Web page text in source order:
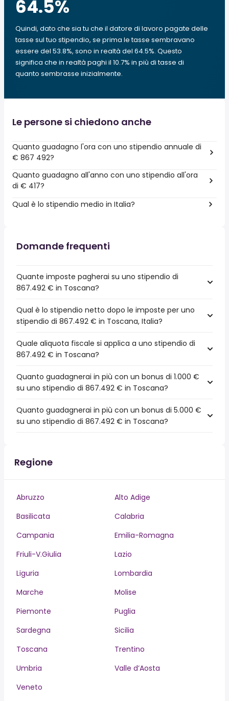
64.5%
Quindi, dato che sia tu che il datore di lavoro pagate delle
tasse sul tuo stipendio, se prima le tasse sembravano
essere del 53.8%, sono in realtà del 64.5%. Questo
significa che in realtà paghi il 10.7% in più di tasse di
quanto sembrasse inizialmente.
Le persone si chiedono anche
Quanto guadagno l'ora con uno stipendio annuale di
€ 867 492?
Quanto guadagno all'anno con uno stipendio all'ora
di € 417?
Qual è lo stipendio medio in Italia?
Domande frequenti
Quante imposte pagherai su uno stipendio di
867.492 € in Toscana?
Qual è lo stipendio netto dopo le imposte per uno
stipendio di 867.492 € in Toscana, Italia?
Quale aliquota fiscale si applica a uno stipendio di
867.492 € in Toscana?
Quanto guadagnerai in più con un bonus di 1.000 €
su uno stipendio di 867.492 € in Toscana?
Quanto guadagnerai in più con un bonus di 5.000 €
su uno stipendio di 867.492 € in Toscana?
Regione
Abruzzo
Alto Adige
Basilicata
Calabria
Campania
Emilia-Romagna
Friuli-V.Giulia
Lazio
Liguria
Lombardia
Marche
Molise
Piemonte
Puglia
Sardegna
Sicilia
Toscana
Trentino
Umbria
Valle d’Aosta
Veneto